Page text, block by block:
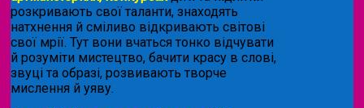
розкривають свої таланти, знаходять
натхнення й сміливо відкривають світові
свої мрії. Тут вони вчаться тонко відчувати
й розуміти мистецтво, бачити красу в слові,
звуці та образі, розвивають творче
мислення й уяву.